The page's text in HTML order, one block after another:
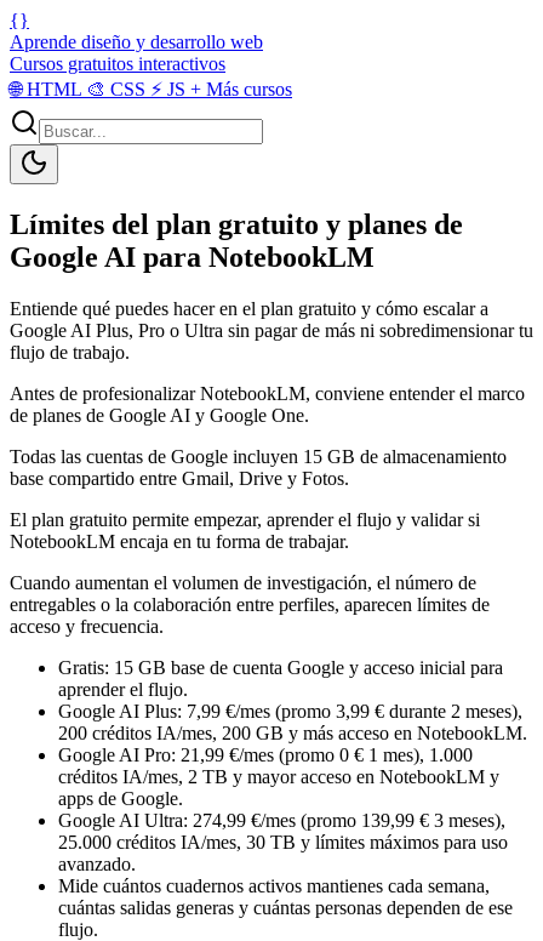
{}
Aprende diseño y desarrollo web
Cursos gratuitos interactivos
🌐HTML 🎨 CSS ⚡ JS + Más cursos
Límites del plan gratuito y planes de
Google AI para NotebookLM
Entiende qué puedes hacer en el plan gratuito y cómo escalar a
Google AI Plus, Pro o Ultra sin pagar de más ni sobredimensionar tu
flujo de trabajo.
Antes de profesionalizar NotebookLM, conviene entender el marco
de planes de Google AI y Google One.
Todas las cuentas de Google incluyen 15 GB de almacenamiento
base compartido entre Gmail, Drive y Fotos.
El plan gratuito permite empezar, aprender el flujo y validar si
NotebookLM encaja en tu forma de trabajar.
Cuando aumentan el volumen de investigación, el número de
entregables o la colaboración entre perfiles, aparecen límites de
acceso y frecuencia.
Gratis: 15 GB base de cuenta Google y acceso inicial para
aprender el flujo.
Google AI Plus: 7,99 €/mes (promo 3,99 € durante 2 meses),
200 créditos IA/mes, 200 GB y más acceso en NotebookLM.
Google AI Pro: 21,99 €/mes (promo 0 € 1 mes), 1.000
créditos IA/mes, 2 TB y mayor acceso en NotebookLM y
apps de Google.
Google AI Ultra: 274,99 €/mes (promo 139,99 € 3 meses),
25.000 créditos IA/mes, 30 TB y límites máximos para uso
avanzado.
Mide cuántos cuadernos activos mantienes cada semana,
cuántas salidas generas y cuántas personas dependen de ese
flujo.